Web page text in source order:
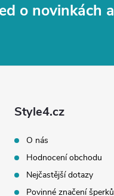
o novinkách a
Style4.cz
O nás
Hodnocení obchodu
Nejčastější dotazy
Povinné značení šperků